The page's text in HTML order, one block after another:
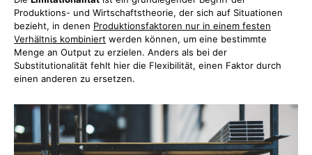
Produktions- und Wirtschaftstheorie, der sich auf Situationen
bezieht, in denen Produktionsfaktoren nur in einem festen
Verhältnis kombiniert werden können, um eine bestimmte
Menge an Output zu erzielen. Anders als bei der
Substitutionalität fehlt hier die Flexibilität, einen Faktor durch
einen anderen zu ersetzen.